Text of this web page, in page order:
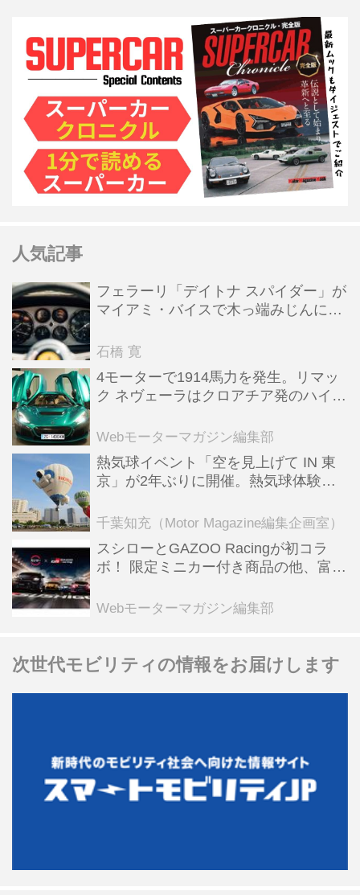
人気記事
フェラーリ「デイトナ スパイダー」が
マイアミ・バイスで木っ端みじんにな
石橋 寛
4モーターで1914馬力を発生。リマッ
ク ネヴェーラはクロアチア発のハイパ
全版／115】
Webモーターマガジン編集部
熱気球イベント「空を見上げて IN 東
京」が2年ぶりに開催。熱気球体験搭
ンテンツも
千葉知充（Motor Magazine編集企画室）
スシローとGAZOO Racingが初コラ
ボ！ 限定ミニカー付き商品の他、富士
る抽選企画などを展開
Webモーターマガジン編集部
次世代モビリティの情報をお届けします